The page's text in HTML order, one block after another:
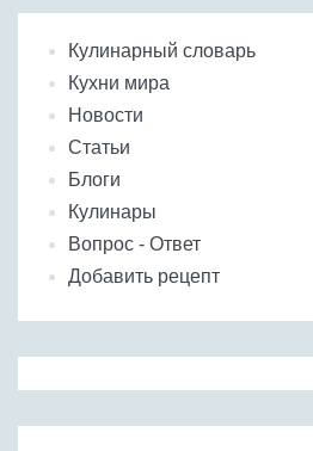
Кулинарный словарь
Кухни мира
Новости
Статьи
Блоги
Кулинары
Вопрос - Ответ
Добавить рецепт